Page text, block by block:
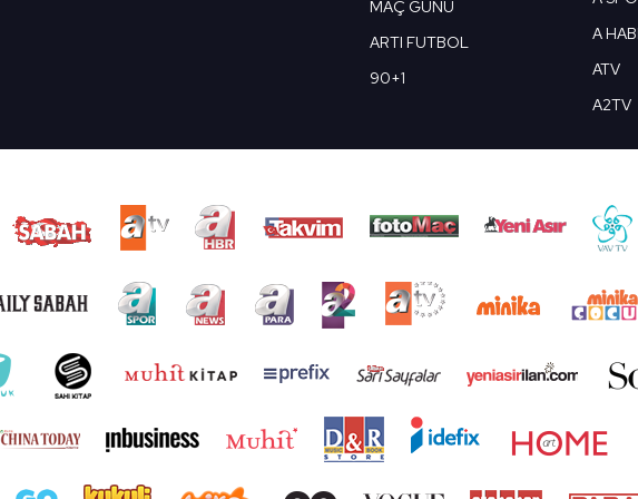
MAÇ GÜNÜ
ARTI FUTBOL
90+1
A
ATV
A2TV